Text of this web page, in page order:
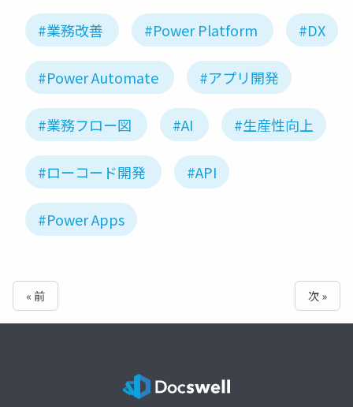
#業務改善 #Power Platform #DX
#Power Automate #アプリ開発
#業務フロー図 #AI #生産性向上
#ローコード開発 #API
#Power Apps
« 前 次 »